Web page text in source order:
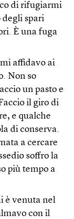
di rifugiarmi
degli spari
È una fuga
affidavo ai
Non so
un pasto e
il giro di
e qualche
di conserva.
a cercare
soffro la
più tempo a
è venuta nel
con il